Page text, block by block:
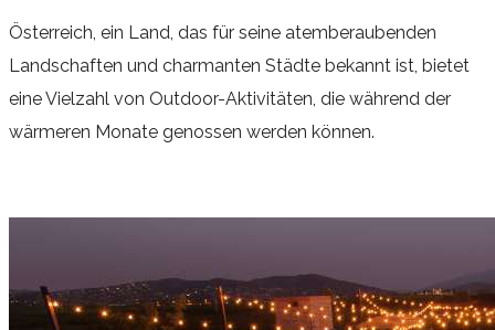
Österreich, ein Land, das für seine atemberaubenden
Landschaften und charmanten Städte bekannt ist, bietet
eine Vielzahl von Outdoor-Aktivitäten, die während der
wärmeren Monate genossen werden können.